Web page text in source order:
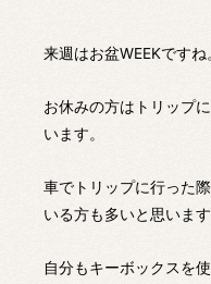
来週はお盆WEEKですね
お休みの方はトリップ
います。
車でトリップに行った
いる方も多いと思います
自分もキーボックスを